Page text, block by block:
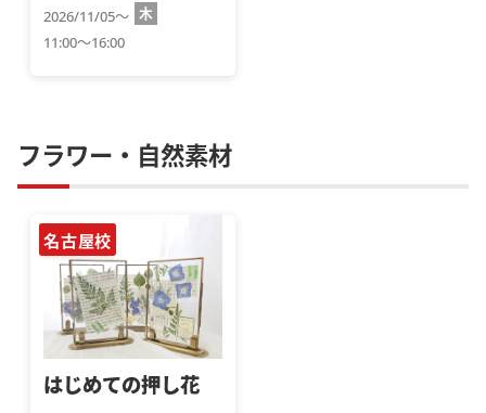
2026/11/05～ 木
11:00～16:00
フラワー・自然素材
名古屋校
はじめての押し花